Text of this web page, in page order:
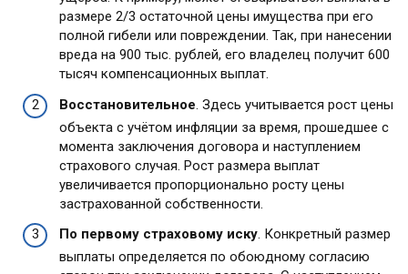
размере 2/3 остаточной цены имущества при его
полной гибели или повреждении. Так, при нанесении
вреда на 900 тыс. рублей, его владелец получит 600
тысяч компенсационных выплат.
Восстановительное . Здесь учитывается рост цены
объекта с учётом инфляции за время, прошедшее с
момента заключения договора и наступлением
страхового случая. Рост размера выплат
увеличивается пропорционально росту цены
застрахованной собственности.
По первому страховому иску. Конкретный размер
выплаты определяется по обоюдному согласию